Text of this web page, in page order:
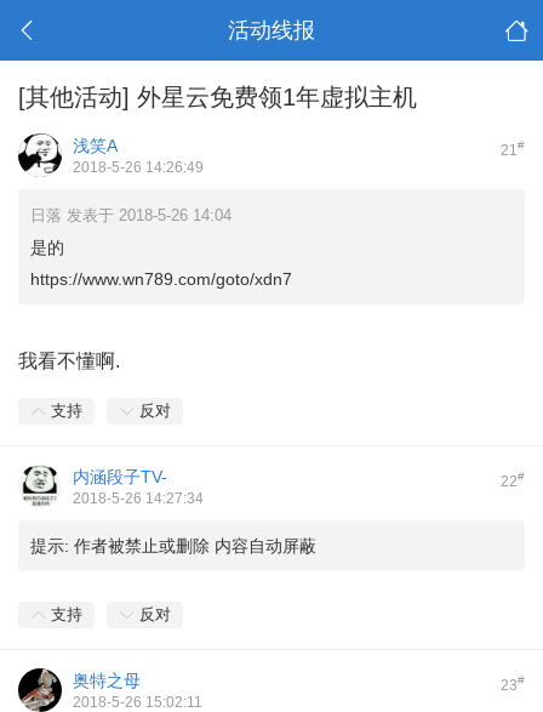
活动线报
[其他活动] 外星云免费领1年虚拟主机
21#
浅笑A
2018-5-26 14:26:49
日落 发表于 2018-5-26 14:04
是的
https://www.wn789.com/goto/xdn7
我看不懂啊.
支持 反对
22#
内涵段子TV-
2018-5-26 14:27:34
提示: 作者被禁止或删除 内容自动屏蔽
支持 反对
23#
奥特之母
2018-5-26 15:02:11